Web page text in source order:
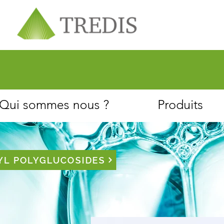
À propos
sommes nous ? Produits
POLYGLUCOSIDES